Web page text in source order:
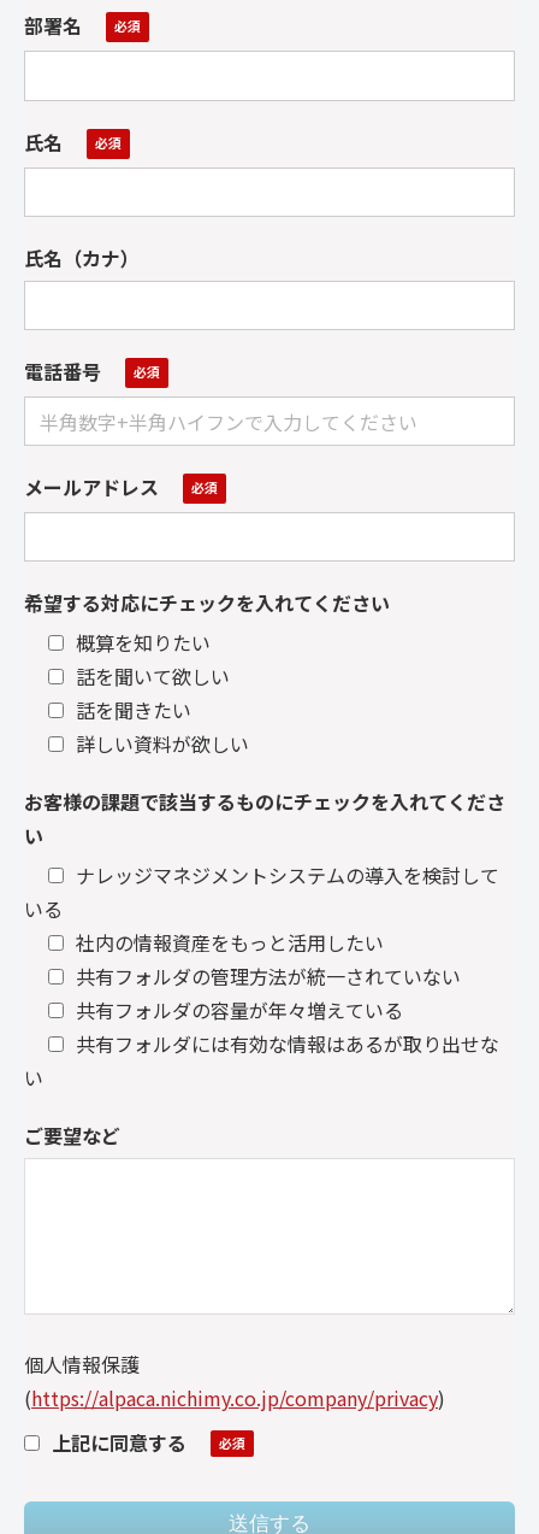
部署名
氏名
氏名（カナ）
電話番号
メールアドレス
希望する対応にチェックを入れてください
概算を知りたい
話を聞いて欲しい
話を聞きたい
詳しい資料が欲しい
お客様の課題で該当するものにチェックを入れてくださ
い
ナレッジマネジメントシステムの導入を検討して
いる
社内の情報資産をもっと活用したい
共有フォルダの管理方法が統一されていない
共有フォルダの容量が年々増えている
共有フォルダには有効な情報はあるが取り出せな
い
ご要望など
個人情報保護
(https://alpaca.nichimy.co.jp/company/privacy)
上記に同意する